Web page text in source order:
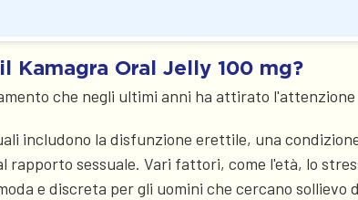
Kamagra Oral Jelly 100 mg?
che negli ultimi anni ha attirato
includono la disfunzione erettile, una
rapporto sessuale. Vari fattori, come l'età, lo
e discreta per gli uomini che cercano